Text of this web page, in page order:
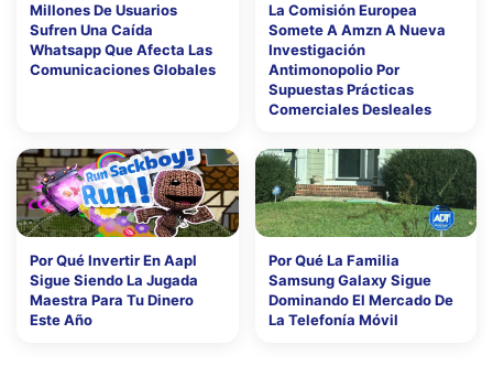
Millones De Usuarios
Sufren Una Caída
Whatsapp Que Afecta Las
Comunicaciones Globales
La Comisión Europea
Somete A Amzn A Nueva
Investigación
Antimonopolio Por
Supuestas Prácticas
Comerciales Desleales
Por Qué Invertir En Aapl
Sigue Siendo La Jugada
Maestra Para Tu Dinero
Este Año
Por Qué La Familia
Samsung Galaxy Sigue
Dominando El Mercado De
La Telefonía Móvil